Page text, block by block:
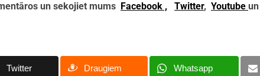
un sekojiet mums Facebook , Twitter, Youtube un
Twitter Draugiem Whatsapp